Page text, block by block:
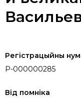
Регістрацыйны
P-000000285
Від помніка